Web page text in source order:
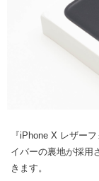
『iPhone X レザー
イバーの裏地が採用
きます。